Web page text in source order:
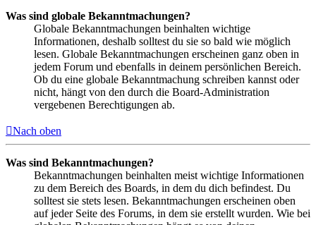
Was sind globale Bekanntmachungen?
Globale Bekanntmachungen beinhalten wichtige
Informationen, deshalb solltest du sie so bald wie möglich
lesen. Globale Bekanntmachungen erscheinen ganz oben in
jedem Forum und ebenfalls in deinem persönlichen Bereich.
Ob du eine globale Bekanntmachung schreiben kannst oder
nicht, hängt von den durch die Board-Administration
vergebenen Berechtigungen ab.
Nach oben
Was sind Bekanntmachungen?
Bekanntmachungen beinhalten meist wichtige Informationen
zu dem Bereich des Boards, in dem du dich befindest. Du
solltest sie stets lesen. Bekanntmachungen erscheinen oben
auf jeder Seite des Forums, in dem sie erstellt wurden. Wie bei